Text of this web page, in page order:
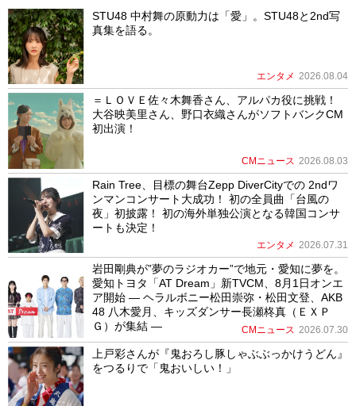
STU48 中村舞の原動力は「愛」。STU48と2nd写
真集を語る。
エンタメ 2026.08.04
＝ＬＯＶＥ佐々木舞香さん、アルパカ役に挑戦！
大谷映美里さん、野口衣織さんがソフトバンクCM
初出演！
CMニュース 2026.08.03
Rain Tree、目標の舞台Zepp DiverCityでの 2ndワ
ンマンコンサート大成功！ 初の全員曲「台風の
夜」初披露！ 初の海外単独公演となる韓国コンサ
ートも決定！
エンタメ 2026.07.31
岩田剛典が”夢のラジオカー”で地元・愛知に夢を。
愛知トヨタ「AT Dream」新TVCM、8月1日オンエ
ア開始 ― ヘラルボニー松田崇弥・松田文登、AKB
48 八木愛月、キッズダンサー長瀬柊真（ＥＸＰ
Ｇ）が集結 ―
CMニュース 2026.07.30
上戸彩さんが『鬼おろし豚しゃぶぶっかけうどん』
をつるりで「鬼おいしい！」